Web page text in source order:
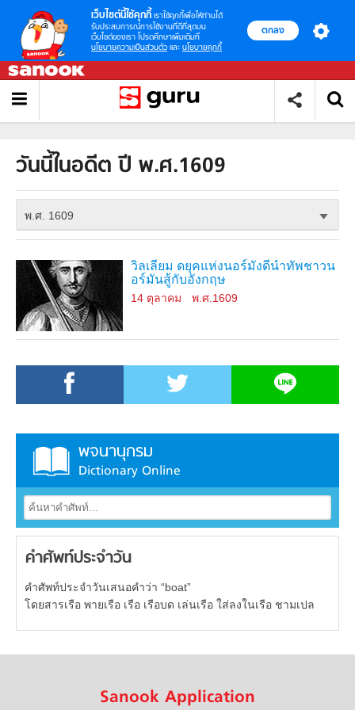
เว็บไซต์นี้ใช้คุกกี้ เราใช้คุกกี้เพื่อให้ท่านได้
รับประสบการณ์การใช้งานที่ดีที่สุดบน
เว็บไซต์ของเรา โปรดศึกษาเพิ่มเติมที่
นโยบายความเป็นส่วนตัว และ นโยบายคุกกี้
ตกลง
วันนี้ในอดีต ปี พ.ศ.1609
พ.ศ. 1609
วิลเลียม ดยุคแห่งนอร์มังดีนำทัพชาวน
อร์มันสู้กับอังกฤษ
14 ตุลาคม พ.ศ.1609
พจนานุกรม
Dictionary Online
คำศัพท์ประจำวัน
คำศัพท์ประจำวันเสนอคำว่า “boat”
โดยสารเรือ พายเรือ เรือ เรือบด เล่นเรือ ใส่ลงในเรือ ชามเปล
Sanook Application